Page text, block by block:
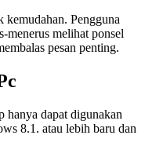
Pengguna
menerus melihat ponsel
pesan penting.
hanya dapat digunakan
8.1. atau lebih baru dan